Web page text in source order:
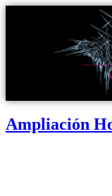
Ampliación